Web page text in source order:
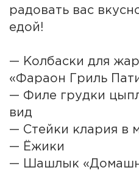
радовать вас
едой!
— Колбаски для
«Фараон Гриль
— Филе грудки
вид
— Стейки клария в
— Ёжики
— Шашлык